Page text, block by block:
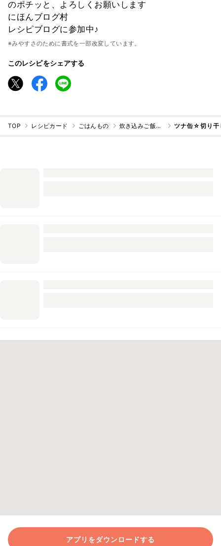
のポチッと、よろしくお願いします
にほんブログ村
レシピブログに参加中♪
※みやすさのために書式を一部改変しています。
このレシピをシェアする
TOP レシピカード ごはんもの 炊き込みご飯・混ぜご飯 ツナ缶☆切り干
アプリをダウンロードする